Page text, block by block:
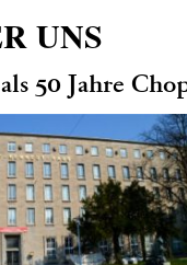
UNS
50 Jahre